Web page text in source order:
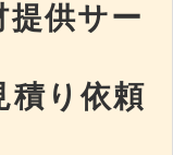
提供サー
積り依頼